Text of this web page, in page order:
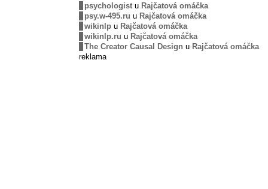
psychologist u Rajčatová omáčka
psy.w-495.ru u Rajčatová omáčka
wikinlp u Rajčatová omáčka
wikinlp.ru u Rajčatová omáčka
The Creator Causal Design u Rajčatová omáčka
reklama